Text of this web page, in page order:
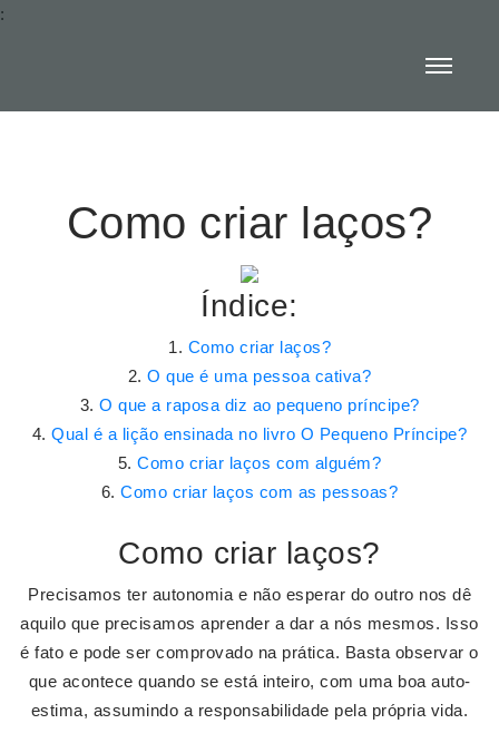
:
Como criar laços?
Índice:
Como criar laços?
O que é uma pessoa cativa?
O que a raposa diz ao pequeno príncipe?
Qual é a lição ensinada no livro O Pequeno Príncipe?
Como criar laços com alguém?
Como criar laços com as pessoas?
Como criar laços?
Precisamos ter autonomia e não esperar do outro nos dê
aquilo que precisamos aprender a dar a nós mesmos. Isso
é fato e pode ser comprovado na prática. Basta observar o
que acontece quando se está inteiro, com uma boa auto-
estima, assumindo a responsabilidade pela própria vida.